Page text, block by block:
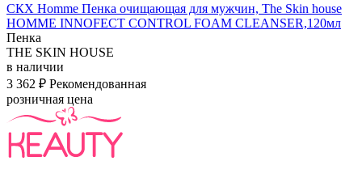
СКХ Homme Пенка очищающая для мужчин, The Skin house
HOMME INNOFECT CONTROL FOAM CLEANSER,120мл
Пенка
THE SKIN HOUSE
в наличии
3 362 ₽ Рекомендованная
розничная цена